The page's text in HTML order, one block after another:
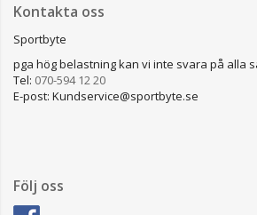
Kontakta oss
Sportbyte
pga hög belastning kan vi inte svara på alla
Tel: 070-594 12 20
E-post: Kundservice@sportbyte.se
Följ oss